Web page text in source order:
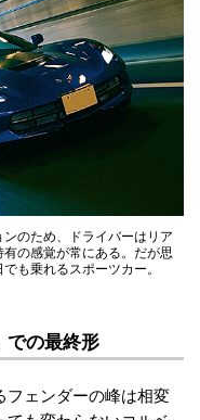
のため、ドライバーはリア
の感覚が常にある。だが思
も乗れるスポーツカー。
での最終形
ェンダーの峰は相変